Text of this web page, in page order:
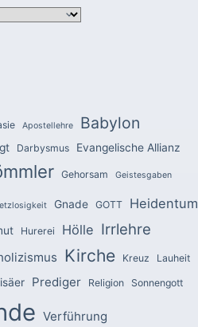
Apostellehre Babylon
Darbysmus Evangelische Allianz
Gehorsam Geistesgaben
Gnade GOTT Heidentum
Hurerei Hölle Irrlehre
Kirche Kreuz Lauheit
Prediger Religion Sonnengott
Verführung